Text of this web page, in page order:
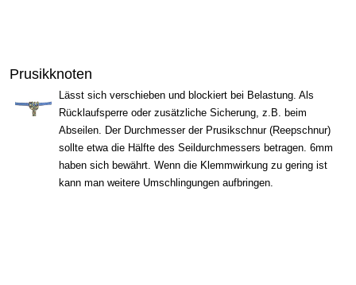
Prusikknoten
Lässt sich verschieben und blockiert bei Belastung. Als
Rücklaufsperre oder zusätzliche Sicherung, z.B. beim
Abseilen. Der Durchmesser der Prusikschnur (Reepschnur)
sollte etwa die Hälfte des Seildurchmessers betragen. 6mm
haben sich bewährt. Wenn die Klemmwirkung zu gering ist
kann man weitere Umschlingungen aufbringen.